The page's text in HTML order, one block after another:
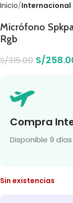
Inicio Internacional
Micrófono
Rgb
S/315.00 S/
Compra
Disponible 9
Sin existencias